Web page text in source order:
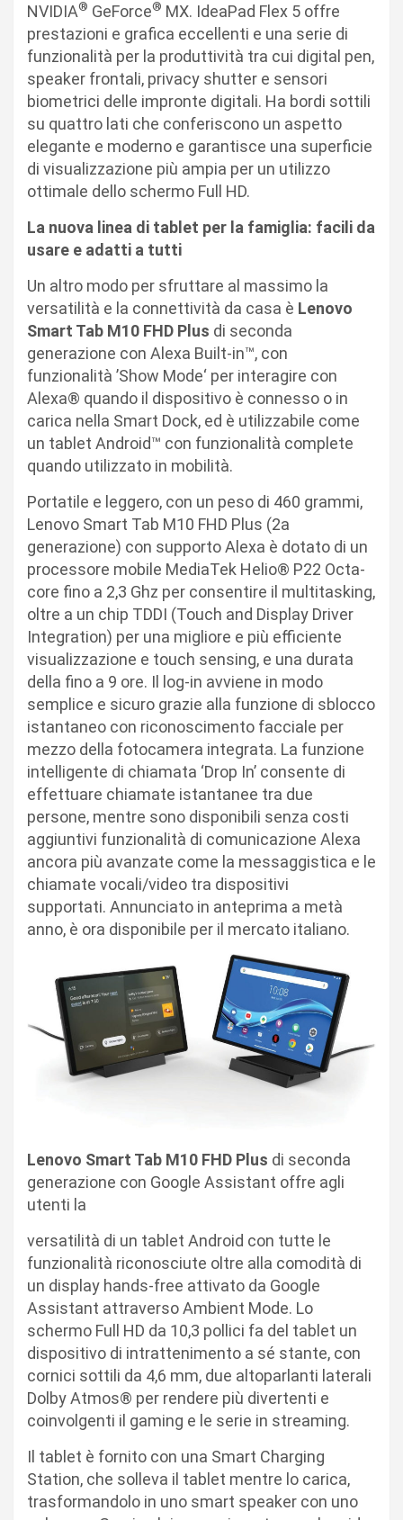
NVIDIA® GeForce® MX. IdeaPad Flex 5 offre
prestazioni e grafica eccellenti e una serie di
funzionalità per la produttività tra cui digital pen,
speaker frontali, privacy shutter e sensori
biometrici delle impronte digitali. Ha bordi sottili
su quattro lati che conferiscono un aspetto
elegante e moderno e garantisce una superficie
di visualizzazione più ampia per un utilizzo
ottimale dello schermo Full HD.
La nuova linea di tablet per la famiglia: facili da
usare e adatti a tutti
Un altro modo per sfruttare al massimo la
versatilità e la connettività da casa è Lenovo
Smart Tab M10 FHD Plus di seconda
generazione con Alexa Built-in™, con
funzionalità ’Show Mode‘ per interagire con
Alexa® quando il dispositivo è connesso o in
carica nella Smart Dock, ed è utilizzabile come
un tablet Android™ con funzionalità complete
quando utilizzato in mobilità.
Portatile e leggero, con un peso di 460 grammi,
Lenovo Smart Tab M10 FHD Plus (2a
generazione) con supporto Alexa è dotato di un
processore mobile MediaTek Helio® P22 Octa-
core fino a 2,3 Ghz per consentire il multitasking,
oltre a un chip TDDI (Touch and Display Driver
Integration) per una migliore e più efficiente
visualizzazione e touch sensing, e una durata
della fino a 9 ore. Il log-in avviene in modo
semplice e sicuro grazie alla funzione di sblocco
istantaneo con riconoscimento facciale per
mezzo della fotocamera integrata. La funzione
intelligente di chiamata ‘Drop In’ consente di
effettuare chiamate istantanee tra due
persone, mentre sono disponibili senza costi
aggiuntivi funzionalità di comunicazione Alexa
ancora più avanzate come la messaggistica e le
chiamate vocali/video tra dispositivi
supportati. Annunciato in anteprima a metà
anno, è ora disponibile per il mercato italiano.
Lenovo Smart Tab M10 FHD Plus di seconda
generazione con Google Assistant offre agli
utenti la
versatilità di un tablet Android con tutte le
funzionalità riconosciute oltre alla comodità di
un display hands-free attivato da Google
Assistant attraverso Ambient Mode. Lo
schermo Full HD da 10,3 pollici fa del tablet un
dispositivo di intrattenimento a sé stante, con
cornici sottili da 4,6 mm, due altoparlanti laterali
Dolby Atmos® per rendere più divertenti e
coinvolgenti il gaming e le serie in streaming.
Il tablet è fornito con una Smart Charging
Station, che solleva il tablet mentre lo carica,
trasformandolo in uno smart speaker con uno